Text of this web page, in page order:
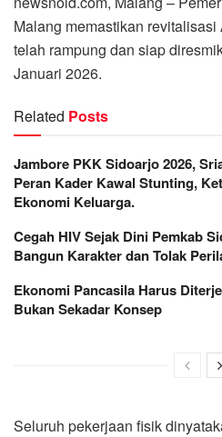
Malang memastikan
telah rampung dan siap
Januari 2026.
Related Posts
Jambore PKK Sidoarjo 2026,
Peran Kader Kawal Stunting,
Ekonomi Keluarga.
Cegah HIV Sejak Dini Pemkab
Bangun Karakter dan Tolak
Ekonomi Pancasila Harus
Bukan Sekadar Konsep
Seluruh pekerjaan fisik